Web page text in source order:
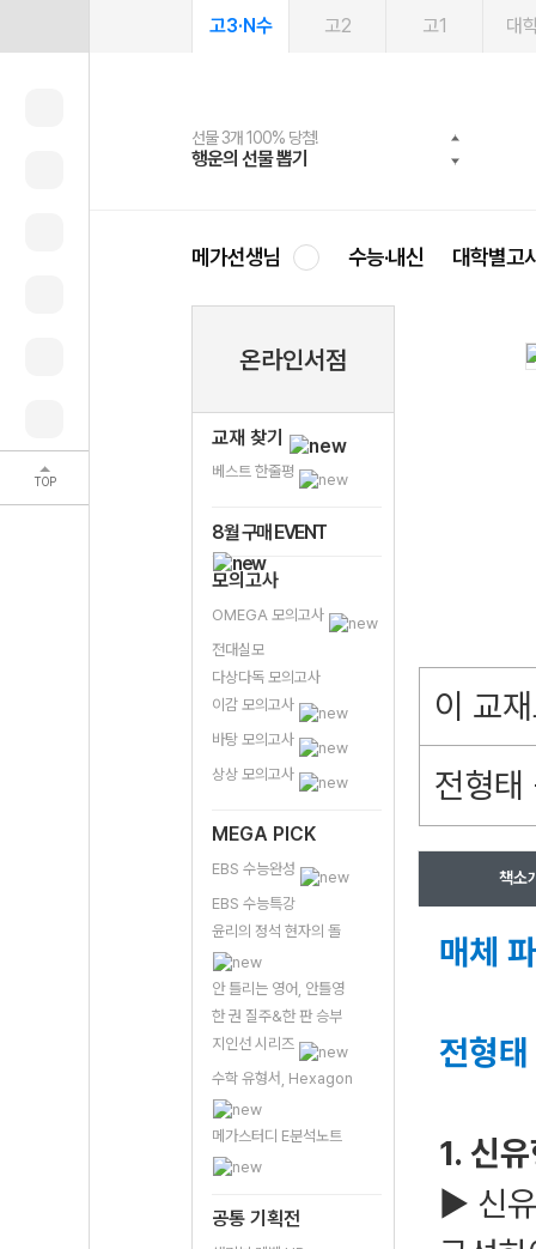
TOP
고3·N수 고2 고1 대
선물 3개 100% 당첨!
행운의 선물 뽑기
선물 100% 증정!
메가스터디 X 올리브
여름방학 스터디 캐시백
메가런 썸머스쿨
2027 러셀 단과
강사 공개선발
스마트러닝앱
설문 EVENT
메가패스
3일 무료 체험권
메가패스 수강생 무료혜택!
메가클럽 멤버십
사회공헌 캠페인
희망이룸 메가나눔
메가선생님 수능·내신 대학별고
온라인서점
교재 찾기
베스트 한줄평
8월 구매 EVENT
모의고사
OMEGA 모의고사
전대실모
다상다독 모의고사
이감 모의고사
바탕 모의고사
상상 모의고사
MEGA PICK
EBS 수능완성
EBS 수능특강
윤리의 정석 현자의 돌
안 틀리는 영어, 안틀영
한 권 질주&한 판 승부
지인선 시리즈
수학 유형서, Hexagon
메가스터디 E분석노트
공통 기획전
이 교
전형
책소
매체
전형
1. 신
▶ 신